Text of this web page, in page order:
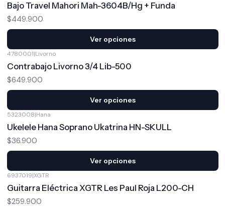
Bajo Travel Mahori Mah-3604B/Hg + Funda
$449.900
Ver opciones
4780001|Livorno
Contrabajo Livorno 3/4 Lib-500
$649.900
Ver opciones
5323008|Hana
Ukelele Hana Soprano Ukatrina HN-SKULL
$36.900
Ver opciones
6937019|XGTR
Guitarra Eléctrica XGTR Les Paul Roja L200-CH
$259.900